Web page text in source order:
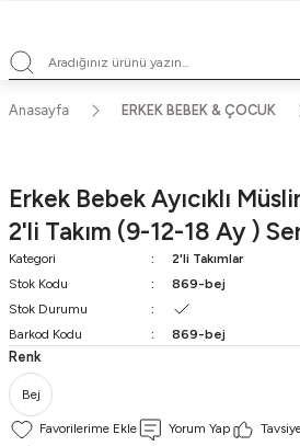
Satışlarımız Toptandır !. Minumum 20
Satışlarımız Toptandır !. Minumum 20 Seridir
İçin Üye Olunuz !.
İçin Üye Olunuz !.
Anasayfa ERKEK BEBEK & ÇOCUK
Erkek Bebek Ayıcıklı
2'li Takım (9-12-18 Ay )
Kategori
2'li Takımlar
Stok Kodu
869-bej
Stok Durumu
Barkod Kodu
869-bej
Renk
Bej
Yorum Yap